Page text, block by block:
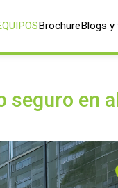
BrochureBlogs
seguro en